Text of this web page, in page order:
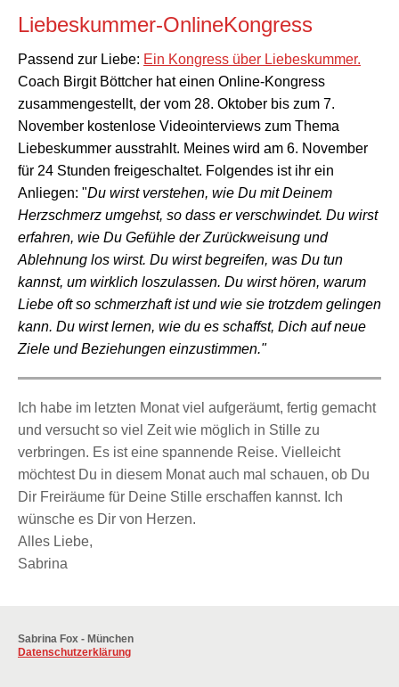
Liebeskummer-OnlineKongress
Passend zur Liebe: Ein Kongress über Liebeskummer.
Coach Birgit Böttcher hat einen Online-Kongress
zusammengestellt, der vom 28. Oktober bis zum 7.
November kostenlose Videointerviews zum Thema
Liebeskummer ausstrahlt. Meines wird am 6. November
für 24 Stunden freigeschaltet. Folgendes ist ihr ein
Anliegen: "Du wirst verstehen, wie Du mit Deinem
Herzschmerz umgehst, so dass er verschwindet. Du wirst
erfahren, wie Du Gefühle der Zurückweisung und
Ablehnung los wirst. Du wirst begreifen, was Du tun
kannst, um wirklich loszulassen. Du wirst hören, warum
Liebe oft so schmerzhaft ist und wie sie trotzdem gelingen
kann. Du wirst lernen, wie du es schaffst, Dich auf neue
Ziele und Beziehungen einzustimmen."
Ich habe im letzten Monat viel aufgeräumt, fertig gemacht
und versucht so viel Zeit wie möglich in Stille zu
verbringen. Es ist eine spannende Reise. Vielleicht
möchtest Du in diesem Monat auch mal schauen, ob Du
Dir Freiräume für Deine Stille erschaffen kannst. Ich
wünsche es Dir von Herzen.
Alles Liebe,
Sabrina
Sabrina Fox - München
Datenschutzerklärung